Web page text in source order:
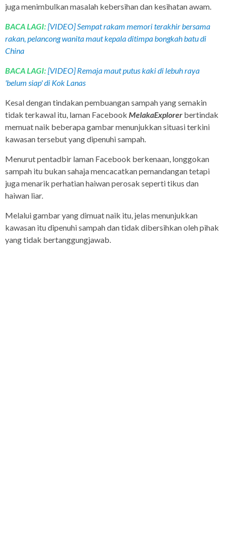
juga menimbulkan masalah kebersihan dan kesihatan awam.
BACA LAGI:[VIDEO] Sempat rakam memori terakhir bersama
rakan, pelancong wanita maut kepala ditimpa bongkah batu di
China
BACA LAGI:[VIDEO] Remaja maut putus kaki di lebuh raya
'belum siap' di Kok Lanas
Kesal dengan tindakan pembuangan sampah yang semakin
tidak terkawal itu, laman Facebook MelakaExplorer bertindak
memuat naik beberapa gambar menunjukkan situasi terkini
kawasan tersebut yang dipenuhi sampah.
Menurut pentadbir laman Facebook berkenaan, longgokan
sampah itu bukan sahaja mencacatkan pemandangan tetapi
juga menarik perhatian haiwan perosak seperti tikus dan
haiwan liar.
Melalui gambar yang dimuat naik itu, jelas menunjukkan
kawasan itu dipenuhi sampah dan tidak dibersihkan oleh pihak
yang tidak bertanggungjawab.